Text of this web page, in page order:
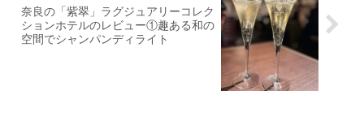
奈良の「紫翠」ラグジュアリーコレク
ションホテルのレビュー①趣ある和の
空間でシャンパンディライト